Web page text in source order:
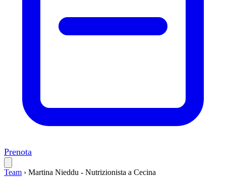
Prenota
Team › Martina Nieddu - Nutrizionista a Cecina